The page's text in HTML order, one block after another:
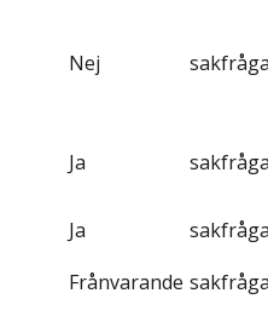
Nej
Ja
Ja
Frånvarande